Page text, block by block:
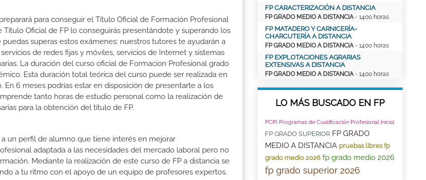
para conseguir el Título Oficial de Formación Profesional
Oficial de FP lo conseguirás presentándote y superando los
superas estos exámenes: nuestros tutores te ayudarán a
de redes fijas y móviles, servicios de Internet y sistemas
La duración del curso oficial de Formacion Profesional grado
Esta duración total teórica del curso puede ser realizada en
6 meses podrías estar en disposición de presentarte a los
tanto horas de estudio personal como la realización de
para la obtención del título de FP.
un perfil de alumno que tiene interés en mejorar
adaptada a las necesidades del mercado laboral pero no
Mediante la realización de este curso de FP a distancia se
a tu ritmo con el apoyo de un equipo de profesores expertos.
FP CARACTERIZACIÓN A DISTANCIA
FP GRADO MEDIO A DISTANCIA- 1400 horas
FP MATADERO Y CARNICERÍA-
CHARCUTERÍA A DISTANCIA
FP GRADO MEDIO A DISTANCIA- 1400 horas
FP EXPLOTACIONES AGRARIAS
EXTENSIVAS A DISTANCIA
FP GRADO MEDIO A DISTANCIA- 1400 horas
LO MÁS BUSCADO EN FP
PCPI Programas de Cualificación Profesional Inicial
FP GRADO SUPERIOR FP GRADO
MEDIO A DISTANCIA pruebas libres fp
grado medio 2026 fp grado medio 2026
fp grado superior 2026